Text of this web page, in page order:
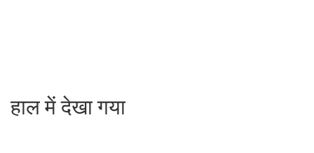
हाल में देखा गया